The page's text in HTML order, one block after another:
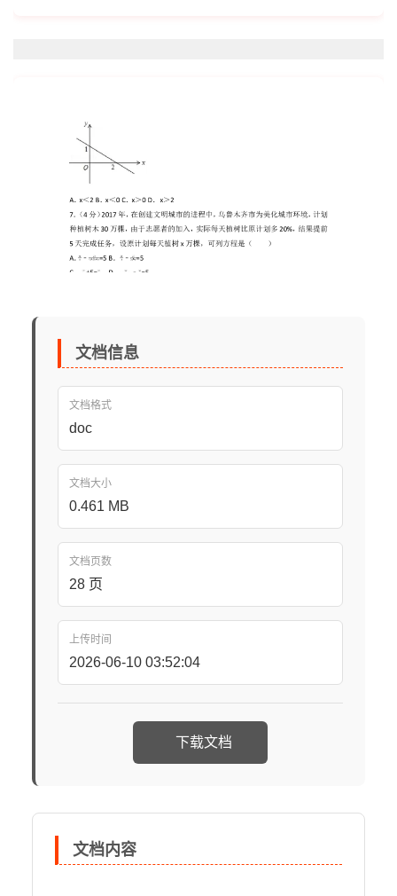
文档信息
文档格式
doc
文档大小
0.461 MB
文档页数
28 页
上传时间
2026-06-10 03:52:04
下载文档
文档内容